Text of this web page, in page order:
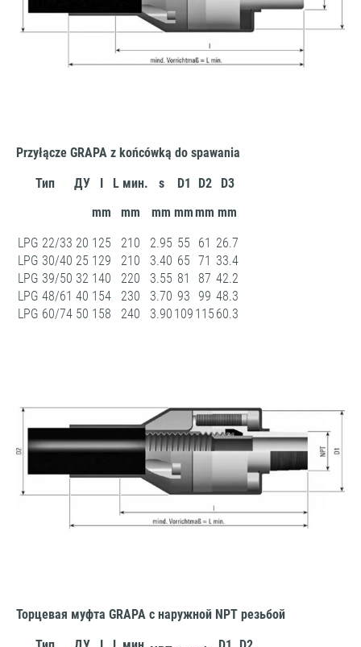
Przyłącze GRAPA z końcówką do spawania
Тип
ДУ
mm
L мин.
mm
s
mm
D1
mm
D2
mm
D3
mm
LPG 22/33 20 125 210 2.95 55 61 26.7
LPG 30/40 25 129 210 3.40 65 71 33.4
LPG 39/50 32 140 220 3.55 81 87 42.2
LPG 48/61 40 154 230 3.70 93 99 48.3
LPG 60/74 50 158 240 3.90 109 115 60.3
Торцевая муфта GRAPA с наружной NPT резьбой